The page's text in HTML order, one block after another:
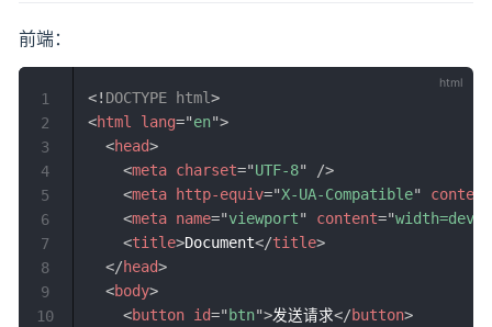
前端：
<! DOCTYPE html>
<html lang="en">
<head>
<meta charset="UTF-8"
/>
<meta http-equiv="X-UA-Compatible" content
<meta name="viewport" content="
<title>Document</title>
</head>
<body>
<button id=" btn">发送请求</button>
1
2
3
4
5
6
7
8
9
10